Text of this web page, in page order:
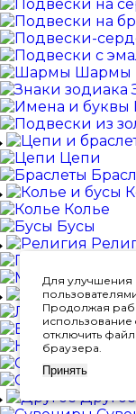
Шармы
Цепи
Колье
Бусы
Ложки
Вилки
Ножи
Другое
Для улучшения
Продолжая
использование
отключить
браузера.
Принять